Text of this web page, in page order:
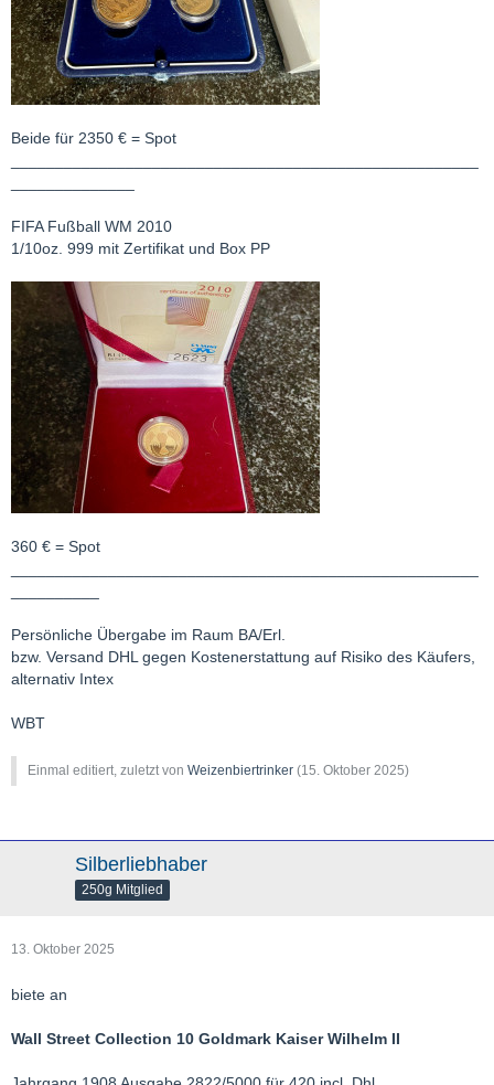
Beide für 2350 € = Spot
FIFA Fußball WM 2010
1/10oz. 999 mit Zertifikat und Box PP
360 € = Spot
Persönliche Übergabe im Raum BA/Erl.
bzw. Versand DHL gegen Kostenerstattung auf Risiko des Käufers,
alternativ Intex
WBT
Einmal editiert, zuletzt von Weizenbiertrinker (15. Oktober 2025)
Silberliebhaber
250g Mitglied
13. Oktober 2025
biete an
Wall Street Collection 10 Goldmark Kaiser Wilhelm II